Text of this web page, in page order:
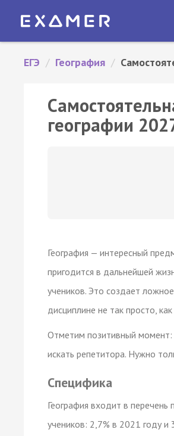
ЕГЭ / География /
географии
География — интересный
пригодится в дальнейшей
учеников. Это создает
дисциплине не так просто,
Отметим позитивный момент:
искать репетитора. Нужно
Специфика
География входит в
учеников: 2,7% в 2021 году и